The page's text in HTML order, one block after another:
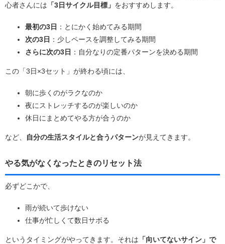
心者さんには 「3日サイクル目標」 をおすすめします。
最初の3日 ：とにかく始めてみる期間
次の3日 ：少しペースを調整してみる期間
さらに次の3日 ：自分なりの定番パターンを決める期間
この「3日×3セット」が終わる頃には、
朝に歩くのがラクなのか
夜にストレッチするのが楽しいのか
休日にまとめてやる方が合うのか
など、 自分の生活スタイルと合うパターンが見えてきます。
やる気がなくなったときのリセット法
必ずどこかで、
雨が続いて歩けない
仕事が忙しくて数日サボる
というタイミングがやってきます。それは 「向いてないサイン」で